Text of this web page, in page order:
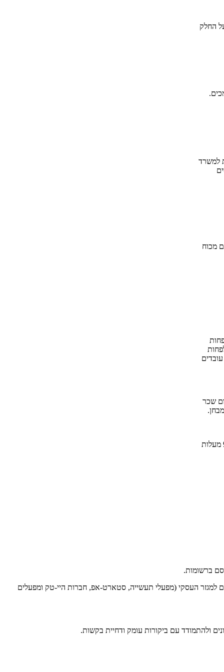
החלק
למשרד
מכוח
שכר של 10% לפחות
המשתכרים 50,000 לפחות
שכר
כלל התמיכות לא יעלו על 90% מעלות
ברשומות.
למגזר העסקי (מפעלי תעשייה, סטארט-אפ, חברות היי-טק ומפעלים
ולהתמודד עם ביקורות עומק ודחיית בקשות.